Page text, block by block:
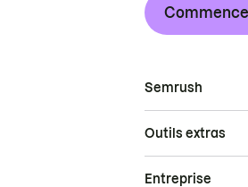
Semrush
Outils extras
Entreprise